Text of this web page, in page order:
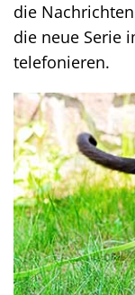
die
die neue Serie
telefonieren.